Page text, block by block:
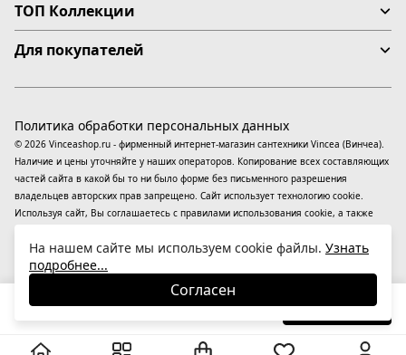
44 434₽
36 890₽ -17% В корзину
ТОП Коллекции
Для покупателей
© 2026 Vinceashop.ru - фирменный интернет-магазин сантехники Vincea (Винчеа).
Наличие и цены уточняйте у наших операторов. Копирование всех составляющих
частей сайта в какой бы то ни было форме без письменного разрешения
владельцев авторских прав запрещено. Сайт использует технологию cookie.
Используя сайт, Вы соглашаетесь с правилами использования cookie, а также
применяютсярекомендательные технологии(информационные технологии
предоставления информации на основе сбора, систематизации и анализа
сведений, относящихся к предпочтениям пользователей сети «Интернет»,
находящихся на территории Российской Федерации).
Политика обработки персональных данных
На нашем сайте мы используем cookie файлы. Узнать
подробнее...
Согласен